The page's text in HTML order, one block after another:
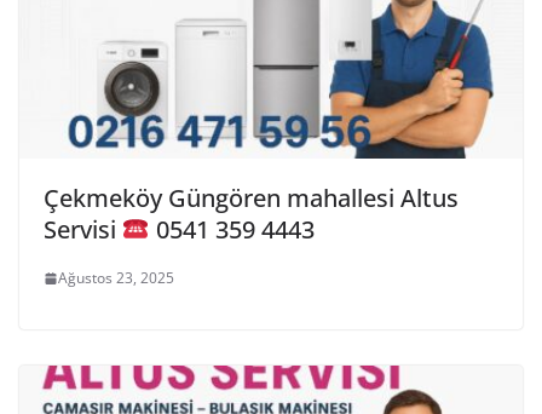
Çekmeköy Güngören mahallesi Altus
Servisi
0541 359 4443
Ağustos 23, 2025